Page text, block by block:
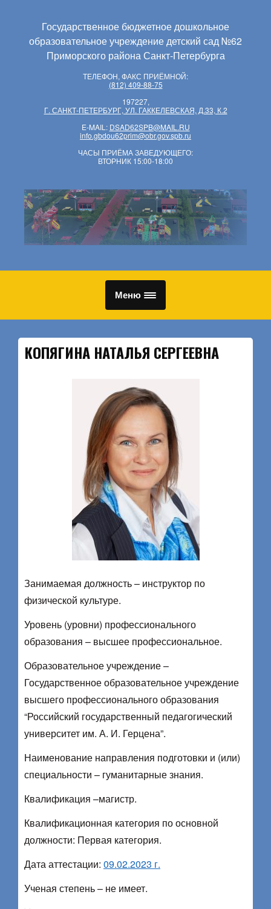
Государственное бюджетное дошкольное
образовательное учреждение детский сад №62
Приморского района Санкт-Петербурга
ТЕЛЕФОН, ФАКС ПРИЁМНОЙ:
(812) 409-88-75
197227,
Г. САНКТ-ПЕТЕРБУРГ, УЛ. ГАККЕЛЕВСКАЯ, Д.33, К.2
E-MAIL: DSAD62SPB@MAIL.RU
info.gbdou62prim@obr.gov.spb.ru
ЧАСЫ ПРИЁМА ЗАВЕДУЮЩЕГО:
ВТОРНИК 15:00-18:00
Меню
КОПЯГИНА НАТАЛЬЯ СЕРГЕЕВНА
Занимаемая должность – инструктор по
физической культуре.
Уровень (уровни) профессионального
образования – высшее профессиональное.
Образовательное учреждение –
Государственное образовательное учреждение
высшего профессионального образования
“Российский государственный педагогический
университет им. А. И. Герцена”.
Наименование направления подготовки и (или)
специальности – гуманитарные знания.
Квалификация –магистр.
Квалификационная категория по основной
должности: Первая категория.
Дата аттестации: 09.02.2023 г.
Ученая степень – не имеет.